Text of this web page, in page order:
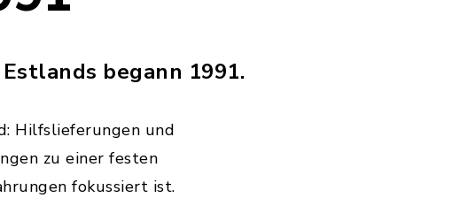
begann 1991.
Hilfslieferungen und
zu einer festen
fokussiert ist.